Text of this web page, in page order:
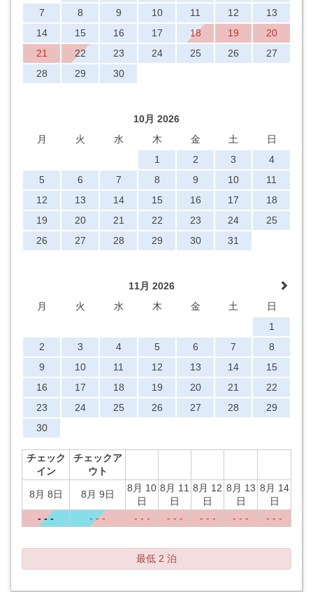
7 8 9 10 11 12
13
14
15 16 17 18 19
20
21
22 23 24 25 26
27
28
29 30
10月 2026
月
火 水 木 金 土
日
1
2 3
4
5
6 7 8 9 10
11
12
13 14 15 16 17
18
19
20 21 22 23 24
25
26
27 28 29 30 31
11月 2026
月
火 水 木 金 土
日
1
2
3 4 5 6 7
8
9
10 11 12 13 14
15
16
17 18 19 20 21
22
23
24 25 26 27 28
29
30
チェック
イン
チェックア
ウト
8月 8日 8月 9日
8月 10
日
8月 11
日
8月 12
日
8月 13
日
8月 14
日
- - -
- - - - - - - - - - - - - - - - - -
最低 2 泊